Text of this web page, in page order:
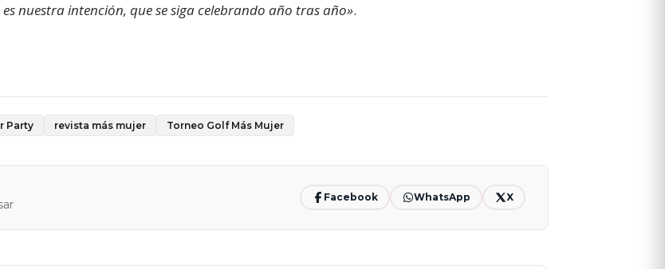
nuestra intención, que se siga celebrando año tras año».
Party revista más mujer Torneo Golf Más Mujer
Facebook WhatsApp X